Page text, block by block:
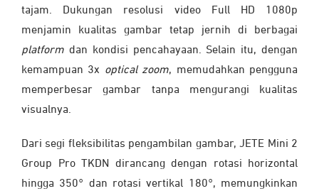
tajam. Dukungan resolusi video Full HD 1080p
menjamin kualitas gambar tetap jernih di berbagai
platform dan kondisi pencahayaan. Selain itu, dengan
kemampuan 3x optical zoom, memudahkan pengguna
memperbesar gambar tanpa mengurangi kualitas
visualnya.
Dari segi fleksibilitas pengambilan gambar, JETE Mini 2
Group Pro TKDN dirancang dengan rotasi horizontal
hingga 350° dan rotasi vertikal 180°, memungkinkan